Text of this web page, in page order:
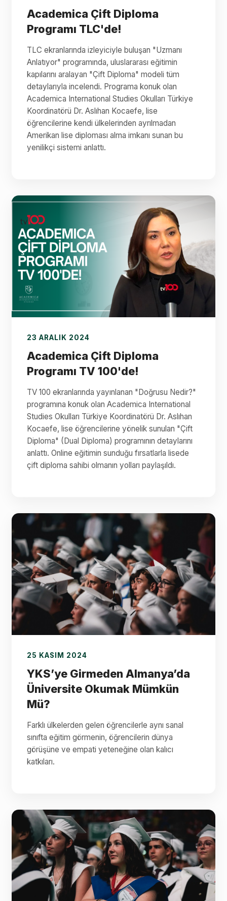
Academica Çift Diploma
Programı TLC'de!
TLC ekranlarında izleyiciyle buluşan "Uzmanı
Anlatıyor" programında, uluslararası eğitimin
kapılarını aralayan "Çift Diploma" modeli tüm
detaylarıyla incelendi. Programa konuk olan
Academica International Studies Okulları Türkiye
Koordinatörü Dr. Aslıhan Kocaefe, lise
öğrencilerine kendi ülkelerinden ayrılmadan
Amerikan lise diploması alma imkanı sunan bu
yenilikçi sistemi anlattı.
23 ARALIK 2024
Academica Çift Diploma
Programı TV 100'de!
TV 100 ekranlarında yayınlanan "Doğrusu Nedir?"
programına konuk olan Academica International
Studies Okulları Türkiye Koordinatörü Dr. Aslıhan
Kocaefe, lise öğrencilerine yönelik sunulan "Çift
Diploma" (Dual Diploma) programının detaylarını
anlattı. Online eğitimin sunduğu fırsatlarla lisede
çift diploma sahibi olmanın yolları paylaşıldı.
25 KASIM 2024
YKS’ye Girmeden Almanya’da
Üniversite Okumak Mümkün
Mü?
Farklı ülkelerden gelen öğrencilerle aynı sanal
sınıfta eğitim görmenin, öğrencilerin dünya
görüşüne ve empati yeteneğine olan kalıcı
katkıları.